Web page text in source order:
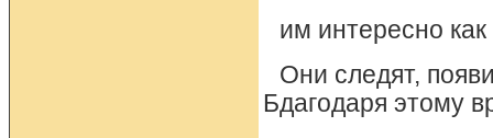
им интересно
Они следят,
Бдагодаря этому